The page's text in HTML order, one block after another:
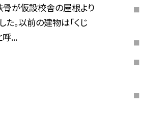
が仮設校舎の屋根より
た。以前の建物は「くじ
呼...